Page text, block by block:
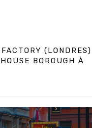
(LONDRES)
BOROUGH À